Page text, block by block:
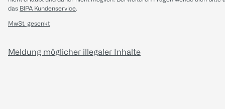
das BIPA Kundenservice.
MwSt. gesenkt
Meldung möglicher illegaler Inhalte